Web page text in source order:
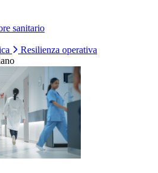
sanitario
Resilienza operativa